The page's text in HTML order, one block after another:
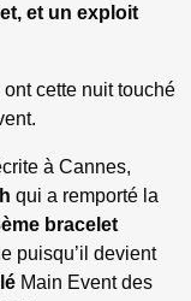
et un exploit
cette nuit touché
à Cannes,
qui a remporté la
bracelet
puisqu’il devient
Main Event des